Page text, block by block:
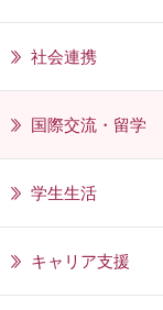
社会連携
国際交流・留学
学生生活
キャリア支援